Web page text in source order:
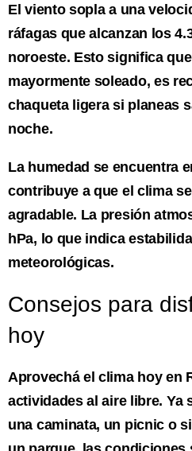
El viento sopla a una
ráfagas que alcanzan los
noroeste. Esto significa
mayormente soleado, es
chaqueta ligera si planeas
noche.
La humedad se encuentra
contribuye a que el clima
agradable. La presión
hPa, lo que indica
meteorológicas.
Consejos para
hoy
Aprovechá el clima hoy en
actividades al aire libre. Ya
una caminata, un picnic o